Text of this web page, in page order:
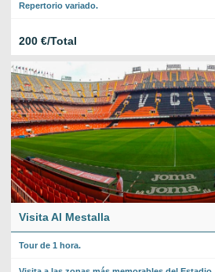
Repertorio variado.
200 €/Total
Visita Al Mestalla
Tour de 1 hora.